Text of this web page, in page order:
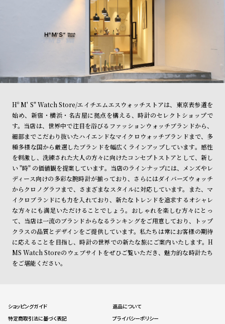
Hº M' S" Watch Store/エイチエムエスウォッチストアは、東京表参道を
始め、新宿・横浜・名古屋に拠点を構える、時計のセレクトショップで
す。当店は、世界中で注目を浴びるファッションウォッチブランドから、
細部までこだわり抜いたハイエンドなマイクロウォッチブランドまで、多
種多様な国から厳選したブランドを幅広くラインアップしています。感性
を刺激し、洗練された大人の方々に向けたコンセプトストアとして、新し
い "時" の価値観を提案しています。当店のラインナップには、メンズやレ
ディース向けの多彩な腕時計が揃っており、さらにはダイバーズウォッチ
からクロノグラフまで、さまざまなスタイルに対応しています。また、マ
イクロブランドにも力を入れており、新たなトレンドを追求するオシャレ
な方々にも満足いただけることでしょう。おしゃれを楽しむ方々にとっ
て、当店は一流のブランドからなるランキングをご用意しており、トップ
クラスの品質とデザインをご提供しています。私たちは常にお客様の期待
に応えることを目指し、時計の世界での新たな旅にご案内いたします。H
MS Watch Storeのウェブサイトをぜひご覧いただき、魅力的な時計たち
をご堪能ください。
ショッピングガイド
返品について
特定商取引法に基づく表記
プライバシーポリシー